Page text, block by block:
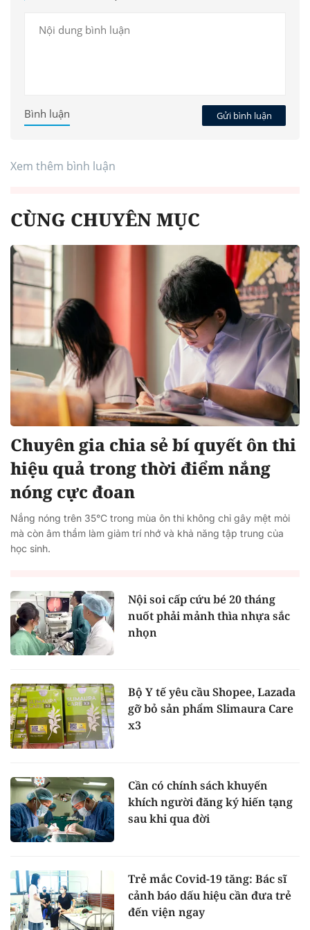
Gửi bình luận
Bình luận
Xem thêm bình luận
CÙNG CHUYÊN MỤC
Chuyên gia chia sẻ bí quyết ôn thi
hiệu quả trong thời điểm nắng
nóng cực đoan
Nắng nóng trên 35°C trong mùa ôn thi không chỉ gây mệt mỏi
mà còn âm thầm làm giảm trí nhớ và khả năng tập trung của
học sinh.
Nội soi cấp cứu bé 20 tháng
nuốt phải mảnh thìa nhựa sắc
nhọn
Bộ Y tế yêu cầu Shopee, Lazada
gỡ bỏ sản phẩm Slimaura Care
x3
Cần có chính sách khuyến
khích người đăng ký hiến tạng
sau khi qua đời
Trẻ mắc Covid-19 tăng: Bác sĩ
cảnh báo dấu hiệu cần đưa trẻ
đến viện ngay